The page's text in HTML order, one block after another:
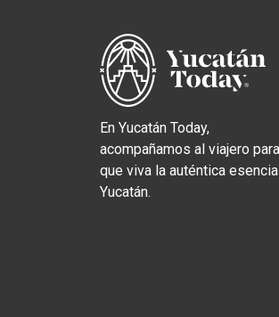
En Yucatán Today,
acompañamos al viajero para
que viva la auténtica
Yucatán.